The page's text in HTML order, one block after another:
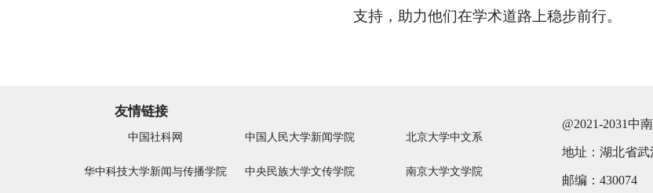
支持，助力他们在学术道路上稳步前行。
友情链接
中国社科网 中国人民大学新闻学院 北京大学中文系
华中科技大学新闻与传播学院 中央民族大学文传学院 南京大学文学院
@2021-2031中
地址：湖北省武
邮编：430074